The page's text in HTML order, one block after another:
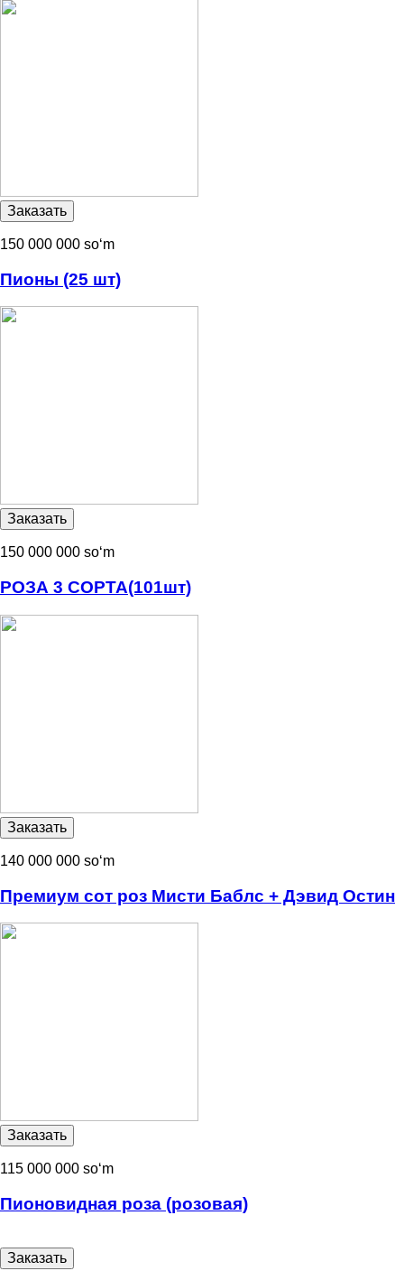
150 000 000 soʻm
Пионы (25 шт)
150 000 000 soʻm
РОЗА 3 СОРТА(101шт)
140 000 000 soʻm
Премиум сот роз Мисти Баблс + Дэвид Остин
115 000 000 soʻm
Пионовидная роза (розовая)